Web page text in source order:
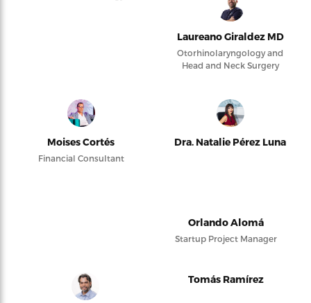
Laureano Giraldez MD
Otorhinolaryngology and
Head and Neck Surgery
Moises Cortés
Financial Consultant
Dra. Natalie Pérez Luna
Orlando Alomá
Startup Project Manager
Tomás Ramírez